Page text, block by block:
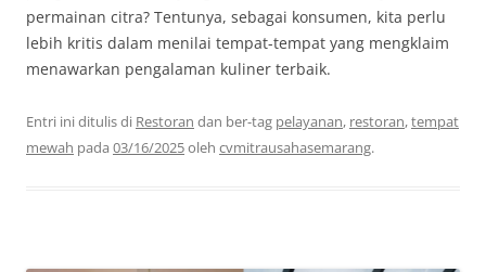
permainan citra? Tentunya, sebagai konsumen, kita perlu
lebih kritis dalam menilai tempat-tempat yang mengklaim
menawarkan pengalaman kuliner terbaik.
Entri ini ditulis di Restoran dan ber-tag pelayanan, restoran,tempat
mewah pada 03/16/2025oleh cvmitrausahasemarang.